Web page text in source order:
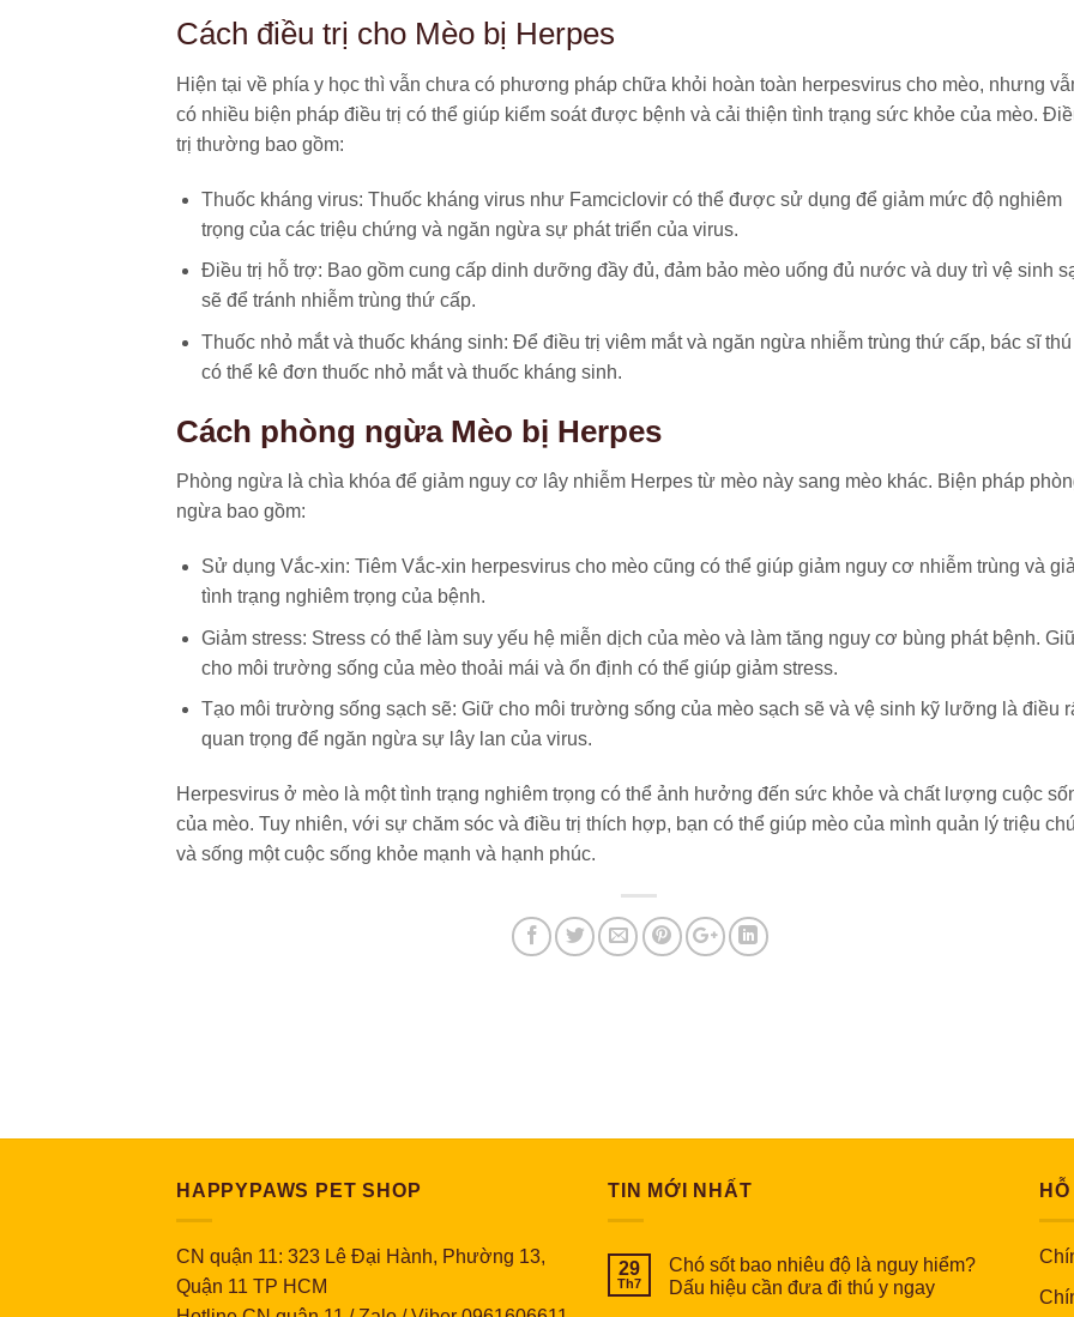
Cách điều trị cho Mèo bị Herpes
Hiện tại về phía y học thì vẫn chưa có phương pháp chữa khỏi hoàn toàn herpesvirus cho mèo, nhưng
có nhiều biện pháp điều trị có thể giúp kiểm soát được bệnh và cải thiện tình trạng sức khỏe của mèo.
trị thường bao gồm:
Thuốc kháng virus: Thuốc kháng virus như Famciclovir có thể được sử dụng để giảm mức độ nghiêm
trọng của các triệu chứng và ngăn ngừa sự phát triển của virus.
Điều trị hỗ trợ: Bao gồm cung cấp dinh dưỡng đầy đủ, đảm bảo mèo uống đủ nước và duy trì vệ sinh
sẽ để tránh nhiễm trùng thứ cấp.
Thuốc nhỏ mắt và thuốc kháng sinh: Để điều trị viêm mắt và ngăn ngừa nhiễm trùng thứ cấp, bác sĩ
có thể kê đơn thuốc nhỏ mắt và thuốc kháng sinh.
Cách phòng ngừa Mèo bị Herpes
Phòng ngừa là chìa khóa để giảm nguy cơ lây nhiễm Herpes từ mèo này sang mèo khác. Biện pháp
ngừa bao gồm:
Sử dụng Vắc-xin: Tiêm Vắc-xin herpesvirus cho mèo cũng có thể giúp giảm nguy cơ nhiễm trùng và
tình trạng nghiêm trọng của bệnh.
Giảm stress: Stress có thể làm suy yếu hệ miễn dịch của mèo và làm tăng nguy cơ bùng phát bệnh.
cho môi trường sống của mèo thoải mái và ổn định có thể giúp giảm stress.
Tạo môi trường sống sạch sẽ: Giữ cho môi trường sống của mèo sạch sẽ và vệ sinh kỹ lưỡng là điều
quan trọng để ngăn ngừa sự lây lan của virus.
Herpesvirus ở mèo là một tình trạng nghiêm trọng có thể ảnh hưởng đến sức khỏe và chất lượng cuộc
của mèo. Tuy nhiên, với sự chăm sóc và điều trị thích hợp, bạn có thể giúp mèo của mình quản lý triệu
và sống một cuộc sống khỏe mạnh và hạnh phúc.
HAPPYPAWS PET SHOP
CN quận 11: 323 Lê Đại Hành, Phường 13,
Quận 11 TP HCM
TIN MỚI NHẤT
29
Th7
Chó sốt bao nhiêu độ là nguy hiểm?
Dấu hiệu cần đưa đi thú y ngay